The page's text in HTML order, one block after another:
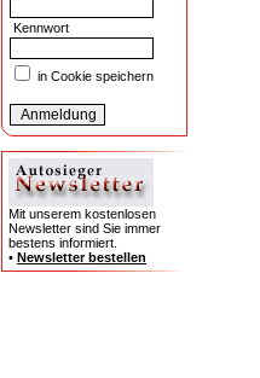
Kennwort
in Cookie speichern
Mit unserem kostenlosen
Newsletter sind Sie immer
bestens informiert.
• Newsletter bestellen